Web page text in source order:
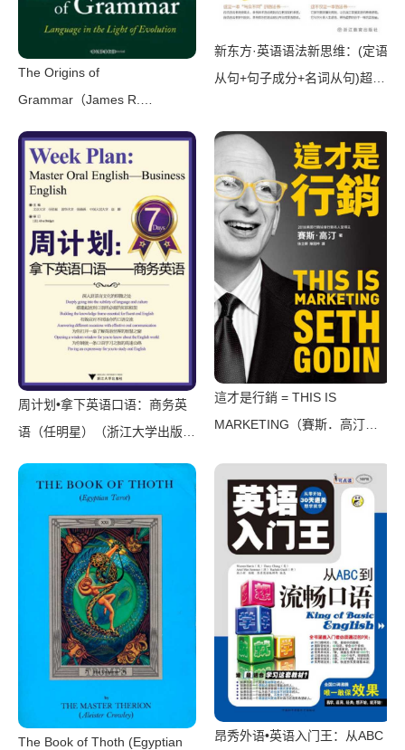
The Origins of
Grammar（James R.
Press 2012）
新东方·英语语法新思维：(定语
从句+句子成分+名词从句)超精
（张满胜）（浙江教育出版社
2015）
周计划•拿下英语口语：商务英
语（任明星）（浙江大学出版社
這才是行銷 = THIS IS
MARKETING（賽斯．高汀
冠吟 譯）（遠流出版事業股份
有限公司 2019）
The Book of Thoth (Egyptian
昂秀外语•英语入门王：从ABC